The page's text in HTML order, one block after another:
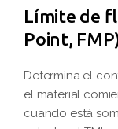
Límite de
Point,
Determina el
el material
cuando está